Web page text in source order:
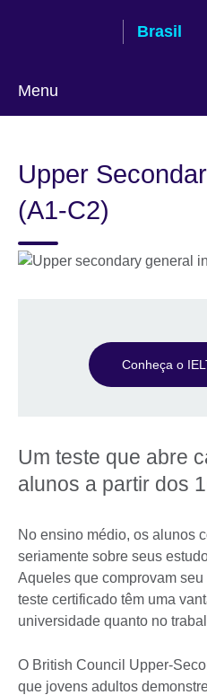
Brasil
Menu
language
Upper
(A1-C2)
Conheça o
Um teste que abre
alunos a partir dos
No ensino médio, os alunos
seriamente sobre seus
Aqueles que comprovam
teste certificado têm uma
universidade quanto no
O British Council Upper-
que jovens adultos